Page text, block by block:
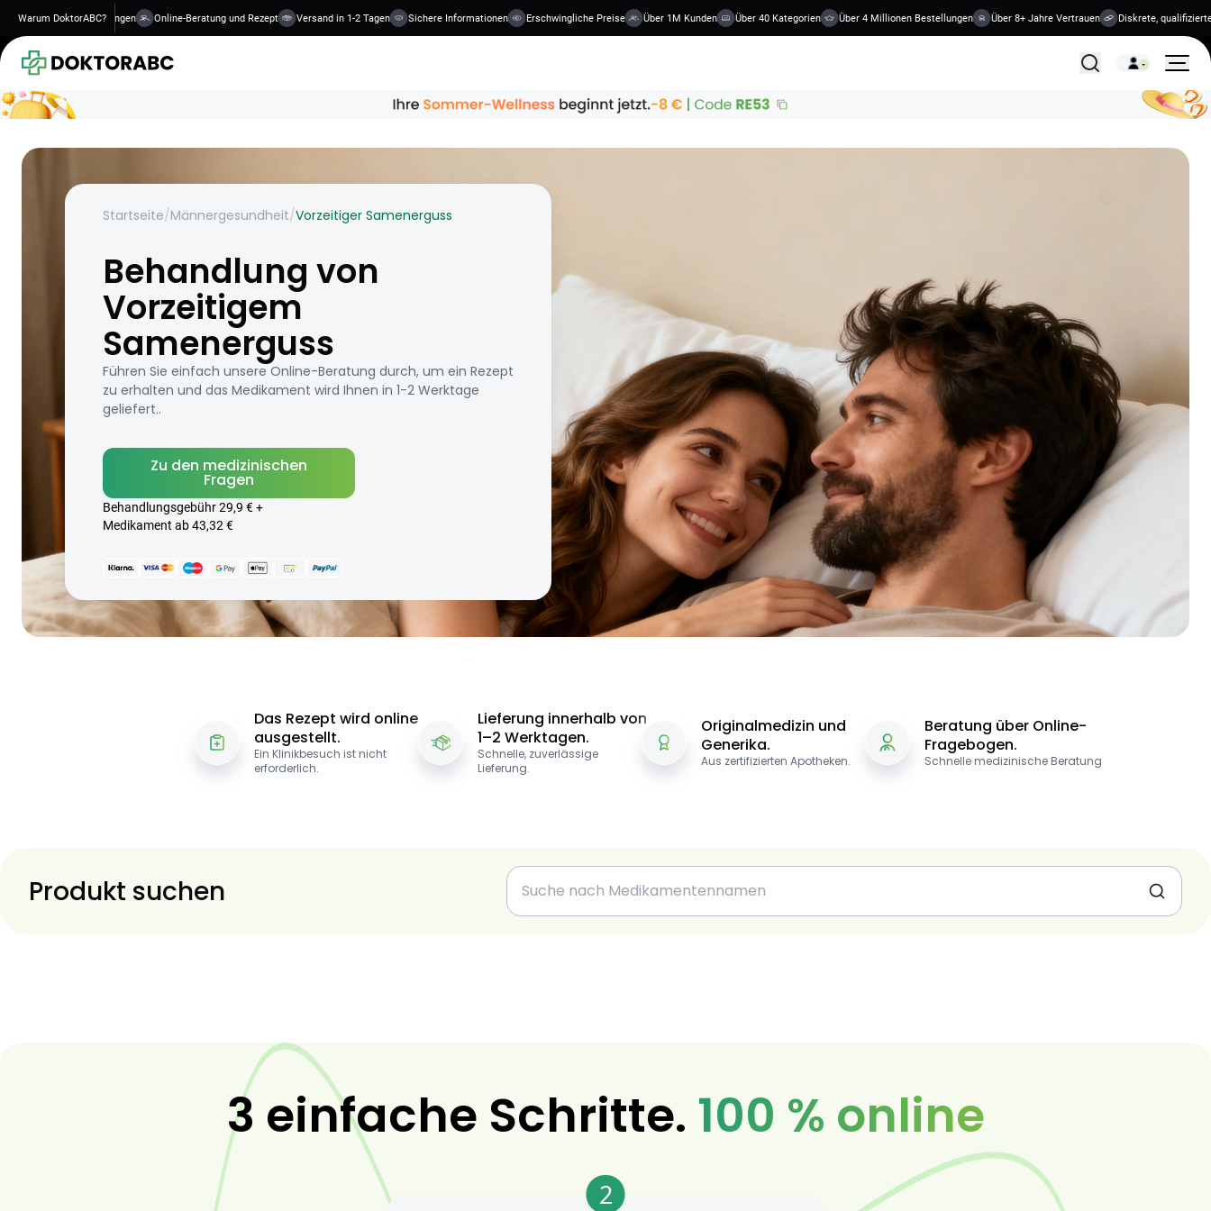
Warum DoktorABC?
Behandlungen Online-Beratung und Rezept Versand in 1-2 Tagen Sichere Informationen Erschwingliche Preise Über 1M Kunden Über 40 Kategorien Über 4 Millionen Bestellungen Über 8+ Jahre Vertrauen Diskrete, qualifizierte
Alle Behandlungen
Startseite/Männergesundheit/Vorzeitiger Samenerguss
Behandlung von
Vorzeitigem
Samenerguss
Führen Sie einfach unsere Online-Beratung durch, um ein Rezept
zu erhalten und das Medikament wird Ihnen in 1-2 Werktage
geliefert..
Zu den medizinischen
Fragen
Behandlungsgebühr 29,9 € +
Medikament ab 43,32 €
Das Rezept wird online
ausgestellt.
Ein Klinikbesuch ist nicht
erforderlich.
Lieferung innerhalb von
1–2 Werktagen.
Schnelle, zuverlässige
Lieferung.
Originalmedizin und
Generika.
Aus zertifizierten Apotheken.
Beratung über Online-
Fragebogen.
Schnelle medizinische Beratung
Produkt suchen
3 einfache Schritte. 100 % online
2